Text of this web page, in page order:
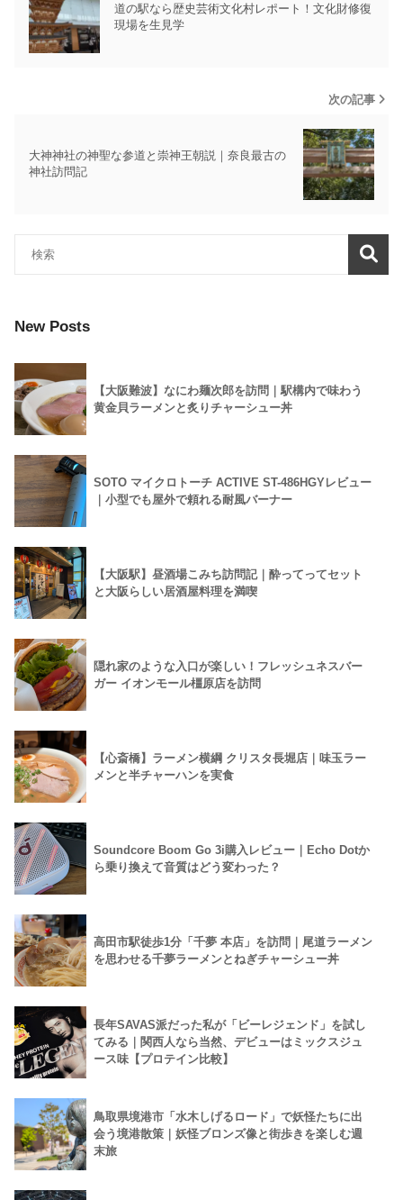
道の駅なら歴史芸術文化村レポート！文化財修復
現場を生見学
次の記事
大神神社の神聖な参道と崇神王朝説｜奈良最古の
神社訪問記
New Posts
【大阪難波】なにわ麺次郎を訪問｜駅構内で味わう
黄金貝ラーメンと炙りチャーシュー丼
SOTO マイクロトーチ ACTIVE ST-486HGYレビュー
｜小型でも屋外で頼れる耐風バーナー
【大阪駅】昼酒場こみち訪問記｜酔ってってセット
と大阪らしい居酒屋料理を満喫
隠れ家のような入口が楽しい！フレッシュネスバー
ガー イオンモール橿原店を訪問
【心斎橋】ラーメン横綱 クリスタ長堀店｜味玉ラー
メンと半チャーハンを実食
Soundcore Boom Go 3i購入レビュー｜Echo Dotか
ら乗り換えて音質はどう変わった？
高田市駅徒歩1分「千夢 本店」を訪問｜尾道ラーメン
を思わせる千夢ラーメンとねぎチャーシュー丼
長年SAVAS派だった私が「ビーレジェンド」を試し
てみる｜関西人なら当然、デビューはミックスジュ
ース味【プロテイン比較】
鳥取県境港市「水木しげるロード」で妖怪たちに出
会う境港散策｜妖怪ブロンズ像と街歩きを楽しむ週
末旅